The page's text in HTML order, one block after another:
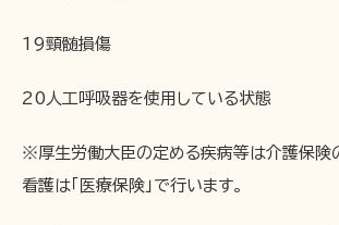
19頸髄損傷
20人工呼吸器を使用している状態
※厚生労働大臣の定める疾病等は介護保険
看護は「医療保険」で行います。